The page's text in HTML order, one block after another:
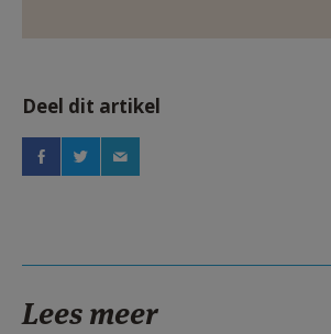
Deel dit artikel
Lees meer